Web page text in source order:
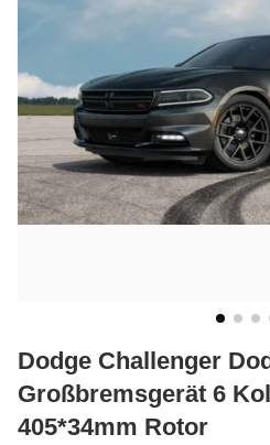
Dodge Challenger
Großbremsgerät 6
405*34mm Rotor